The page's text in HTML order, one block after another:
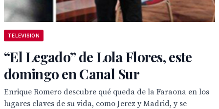
TELEVISION
“El Legado” de Lola Flores, este
domingo en Canal Sur
Enrique Romero descubre qué queda de la Faraona en los
lugares claves de su vida, como Jerez y Madrid, y se